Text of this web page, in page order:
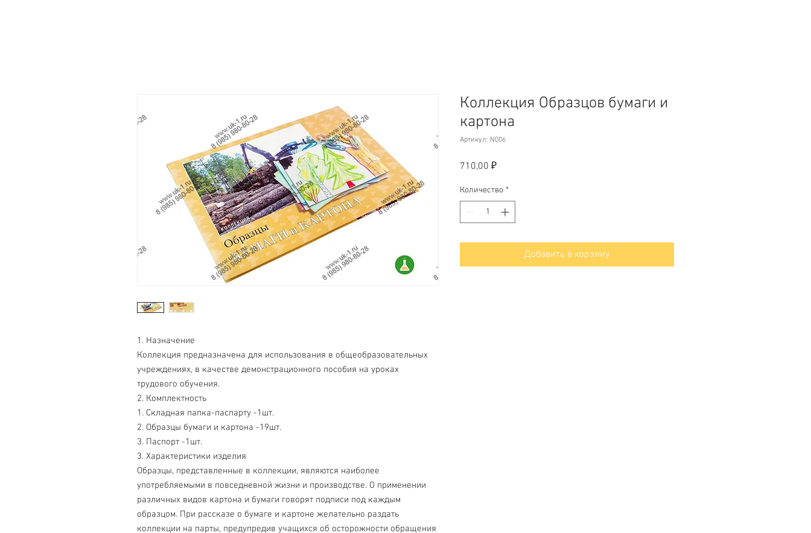
1. Назначение
Коллекция предназначена для использования в общеобразовательных
учреждениях, в качестве демонстрационного пособия на уроках
трудового обучения.
2. Комплектность
1. Складная папка-паспарту -1шт.
2. Образцы бумаги и картона -19шт.
3. Паспорт -1шт.
3. Характеристики изделия
Образцы, представленные в коллекции, являются наиболее
употребляемыми в повседневной жизни и производстве. О применении
различных видов картона и бумаги говорят подписи под каждым
образцом. При рассказе о бумаге и картоне желательно раздать
коллекции на парты, предупредив учащихся об осторожности обращения
Коллекция Образцов бумаги и
картона
Артикул: N006
710,00 ₽Цена
Количество *
Добавить в корзину